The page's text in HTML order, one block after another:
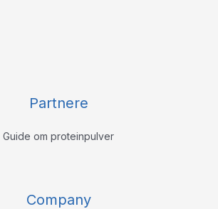
Partnere
Guide om proteinpulver
Company